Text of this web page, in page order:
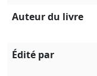
Auteur du livre
Édité par